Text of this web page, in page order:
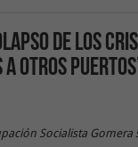
de Los
otros
Socialista Gomera